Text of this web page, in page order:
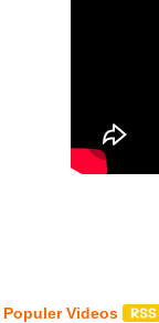
Populer Videos